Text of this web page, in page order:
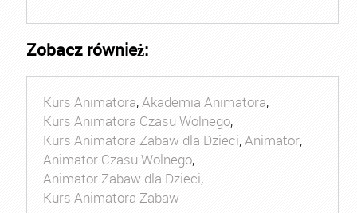
Zobacz również:
Kurs Animatora,Akademia Animatora,
Kurs Animatora Czasu Wolnego,
Kurs Animatora Zabaw dla Dzieci,Animator,
Animator Czasu Wolnego,
Animator Zabaw dla Dzieci,
Kurs Animatora Zabaw